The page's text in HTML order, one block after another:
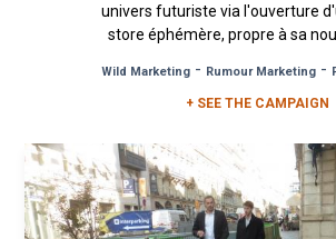
univers futuriste via l'ouverture
store éphémère, propre à sa
Wild Marketing- Rumour Marketing-
+ SEE THE CAMPAIGN